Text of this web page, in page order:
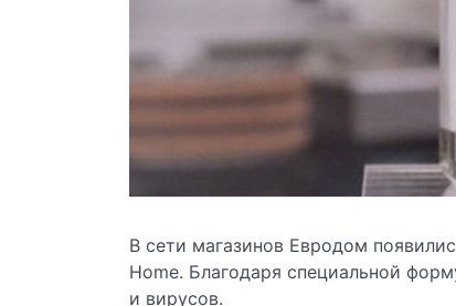
В сети магазинов Евродом
Home. Благодаря специальной
и вирусов.